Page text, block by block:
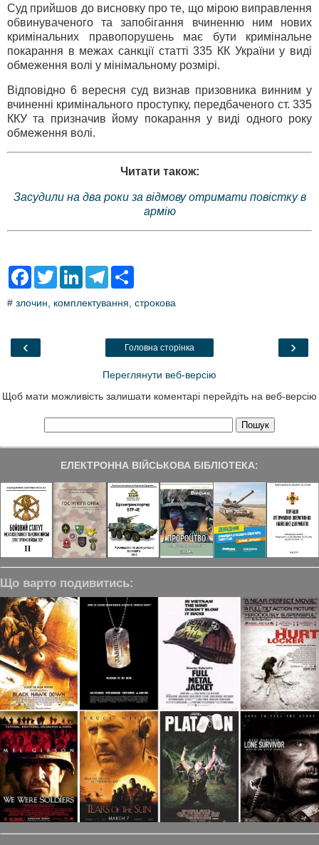
Суд прийшов до висновку про те, що мірою виправлення
обвинуваченого та запобігання вчиненню ним нових
кримінальних правопорушень має бути кримінальне
покарання в межах санкції статті 335 КК України у виді
обмеження волі у мінімальному розмірі.
Відповідно 6 вересня суд визнав призовника винним у
вчиненні кримінального проступку, передбаченого ст. 335
ККУ та призначив йому покарання у виді одного року
обмеження волі.
Читати також:
Засудили на два роки за відмову отримати повістку в
армію
F
e
o
T
t
L
k
T
e
a
r
# злочин комплектування строкова
‹ ›
Головна сторінка
Переглянути веб-версію
Щоб мати можливість залишати коментарі перейдіть на веб-версію
ЕЛЕКТРОННА ВІЙСЬКОВА БІБЛІОТЕКА:
Що варто подивитись: